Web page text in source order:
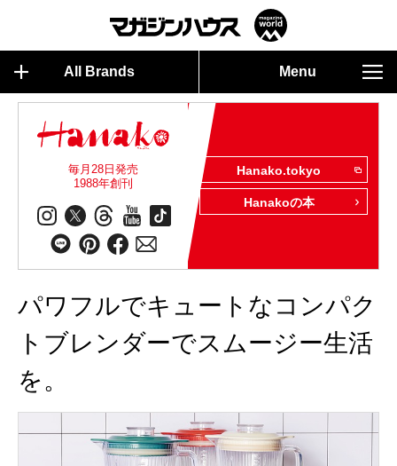
All Brands Menu
毎月28日発売
1988年創刊
Hanako.tokyo
Hanakoの本
パワフルでキュートなコンパク
トブレンダーでスムージー生活
を。